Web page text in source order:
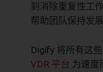
到消除重复性工
帮助团队保持发
Digify 将所有这
VDR 平台 为速度